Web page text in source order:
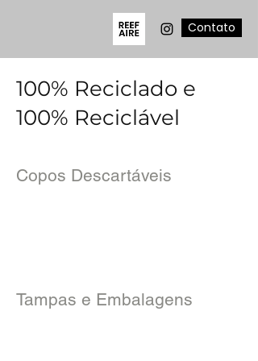
Contato
100% Reciclado e
100% Reciclável
Copos Descartáveis
Tampas e Embalagens